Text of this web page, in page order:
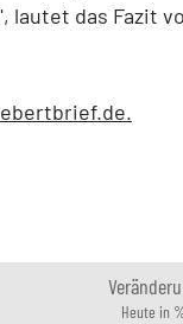
lautet das Fazit
Heute in